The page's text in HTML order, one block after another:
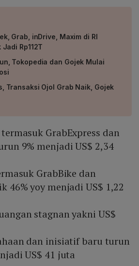
Grab, inDrive, Maxim di RI
Rp112T
Tokopedia dan Gojek Mulai
Transaksi Ojol Grab Naik, Gojek
GrabExpress dan
9% menjadi US$ 2,34
GrabBike dan
46% yoy menjadi US$ 1,22
stagnan yakni US$
dan inisiatif baru turun
US$ 41 juta